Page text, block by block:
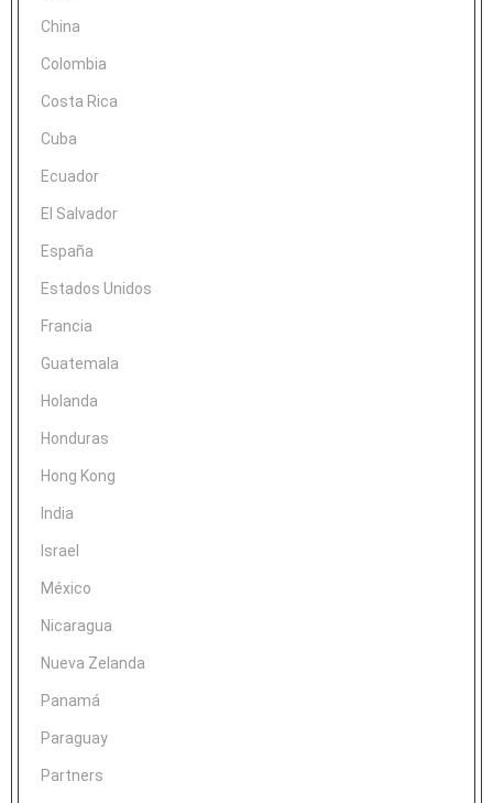
China
Colombia
Costa Rica
Cuba
Ecuador
El Salvador
España
Estados Unidos
Francia
Guatemala
Holanda
Honduras
Hong Kong
India
Israel
México
Nicaragua
Nueva Zelanda
Panamá
Paraguay
Partners